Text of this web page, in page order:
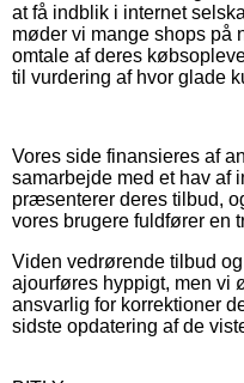
at få indblik i internet
møder vi mange shops på
omtale af deres
til vurdering af hvor glade
Vores side finansieres af
samarbejde med et hav af
præsenterer deres tilbud,
vores brugere fuldfører en
Viden vedrørende tilbud
ajourføres hyppigt, men vi
ansvarlig for korrektioner
sidste opdatering af de